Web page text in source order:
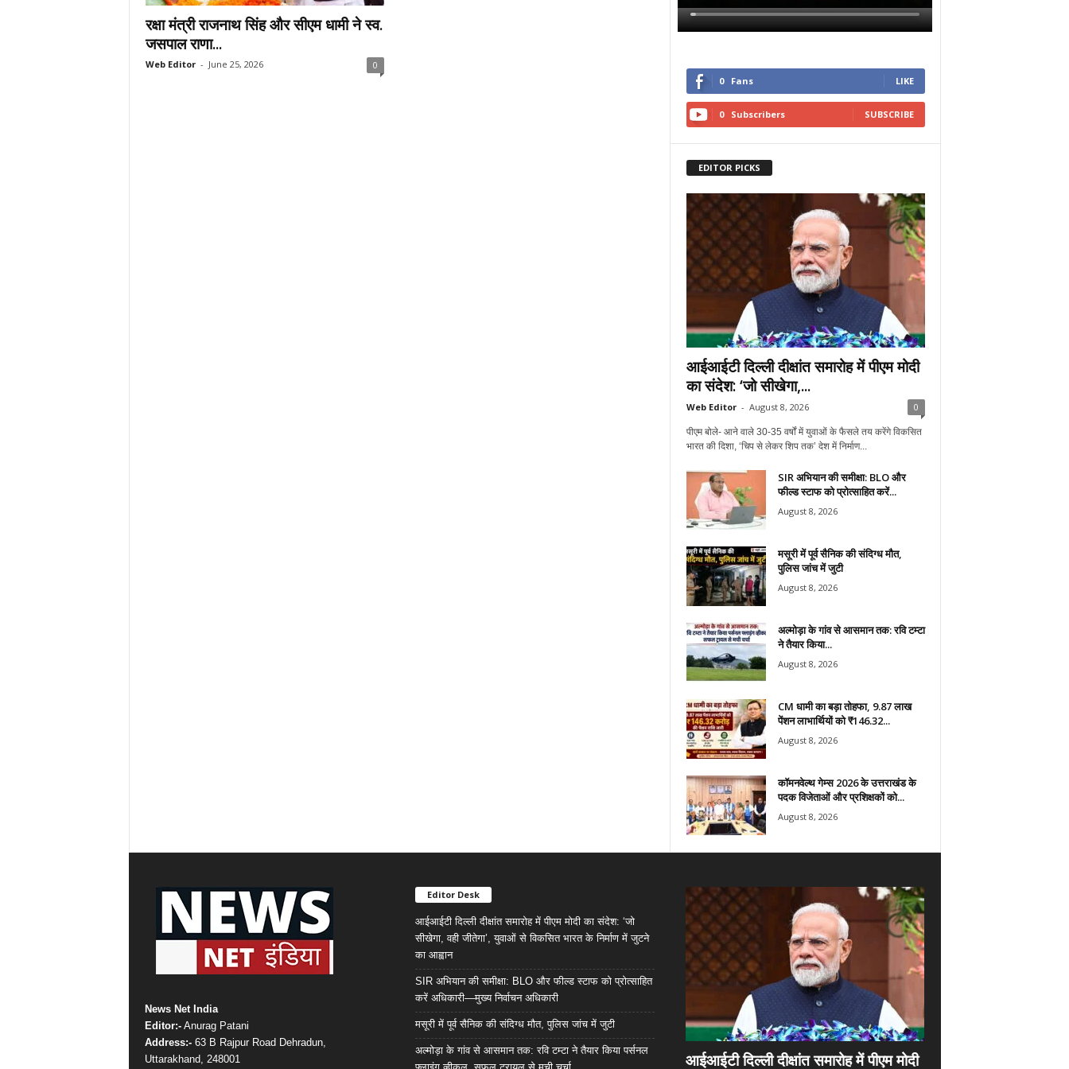
रक्षा मंत्री राजनाथ सिंह और सीएम धामी ने स्व.
जसपाल राणा...
Web Editor - June 25, 2026 0
0 Fans LIKE
0 Subscribers SUBSCRIBE
EDITOR PICKS
आईआईटी दिल्ली दीक्षांत समारोह में पीएम मोदी
का संदेश: ‘जो सीखेगा,...
Web Editor - August 8, 2026 0
पीएम बोले- आने वाले 30-35 वर्षों में युवाओं के फैसले तय करेंगे विकसित
भारत की दिशा, ‘चिप से लेकर शिप तक’ देश में निर्माण...
SIR अभियान की समीक्षा: BLO और
फील्ड स्टाफ को प्रोत्साहित करें...
August 8, 2026
मसूरी में पूर्व सैनिक की संदिग्ध मौत,
पुलिस जांच में जुटी
August 8, 2026
अल्मोड़ा के गांव से आसमान तक: रवि टम्टा
ने तैयार किया...
August 8, 2026
CM धामी का बड़ा तोहफा, 9.87 लाख
पेंशन लाभार्थियों को ₹146.32...
August 8, 2026
कॉमनवेल्थ गेम्स 2026 के उत्तराखंड के
पदक विजेताओं और प्रशिक्षकों को...
August 8, 2026
News Net India
Editor:-Anurag Patani
Address:-63 B Rajpur Road Dehradun,
Uttarakhand, 248001
Editor Desk
आईआईटी दिल्ली दीक्षांत समारोह में पीएम मोदी का संदेश: ‘जो
सीखेगा, वही जीतेगा’, युवाओं से विकसित भारत के निर्माण में जुटने
का आह्वान
SIR अभियान की समीक्षा: BLO और फील्ड स्टाफ को प्रोत्साहित
करें अधिकारी—मुख्य निर्वाचन अधिकारी
मसूरी में पूर्व सैनिक की संदिग्ध मौत, पुलिस जांच में जुटी
अल्मोड़ा के गांव से आसमान तक: रवि टम्टा ने तैयार किया पर्सनल
आईआईटी दिल्ली दीक्षांत समारोह में पीएम मोदी